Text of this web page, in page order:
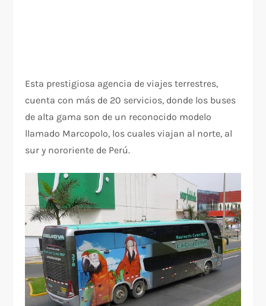
Esta prestigiosa agencia de viajes terrestres,
cuenta con más de 20 servicios, donde los buses
de alta gama son de un reconocido modelo
llamado Marcopolo, los cuales viajan al norte, al
sur y nororiente de Perú.